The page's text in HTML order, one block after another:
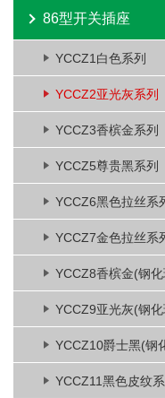
86型开关插座
YCCZ1白色系列
YCCZ2亚光灰系列
YCCZ3香槟金系列
YCCZ5尊贵黑系列
YCCZ6黑色拉丝系
YCCZ7金色拉丝系
YCCZ8香槟金(钢化
YCCZ9亚光灰(钢化
YCCZ10爵士黑(钢
YCCZ11黑色皮纹系